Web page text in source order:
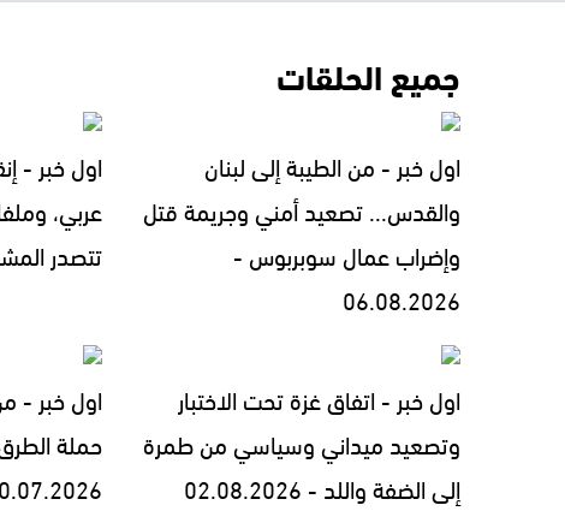
جميع الحلقات
اول خبر - من الطيبة إلى لبنان
والقدس... تصعيد أمني وجريمة قتل
وإضراب عمال سوبربوس -
06.08.2026
اول خبر -
عربي،
تتصدر المشهد -
اول خبر - اتفاق غزة تحت الاختبار
وتصعيد ميداني وسياسي من طمرة
إلى الضفة واللد - 02.08.2026
اول خبر -
حملة